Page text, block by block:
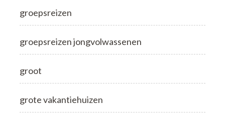
groepsreizen
groepsreizen jongvolwassenen
groot
grote vakantiehuizen